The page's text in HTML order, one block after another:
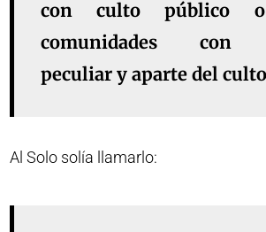
con culto público
comunidades con
peculiar y aparte del
Al Solo solía llamarlo: